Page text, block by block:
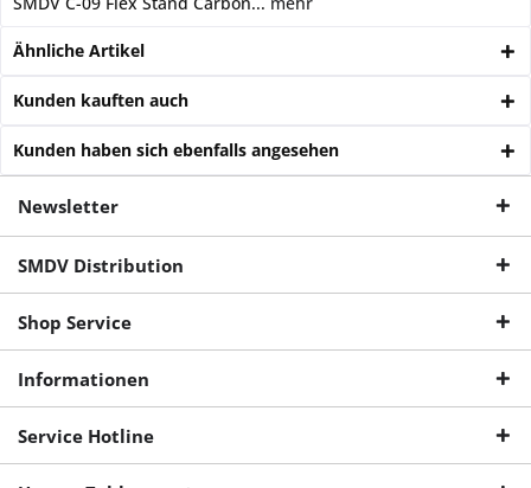
Ähnliche Artikel
Kunden kauften auch
Kunden haben sich ebenfalls angesehen
Newsletter
SMDV Distribution
Shop Service
Informationen
Service Hotline